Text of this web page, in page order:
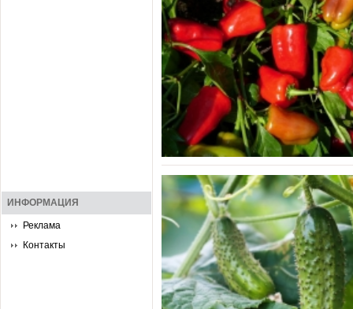
ИНФОРМАЦИЯ
Реклама
Контакты